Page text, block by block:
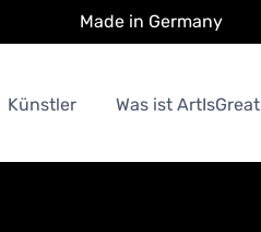
Made in Germany
Künstler Was ist ArtIsGreat